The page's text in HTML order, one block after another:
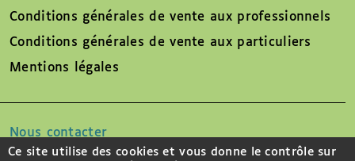
Conditions générales de vente aux professionnels
Conditions générales de vente aux particuliers
Mentions légales
Nous contacter
Ce site utilise des cookies et vous donne le contrôle sur